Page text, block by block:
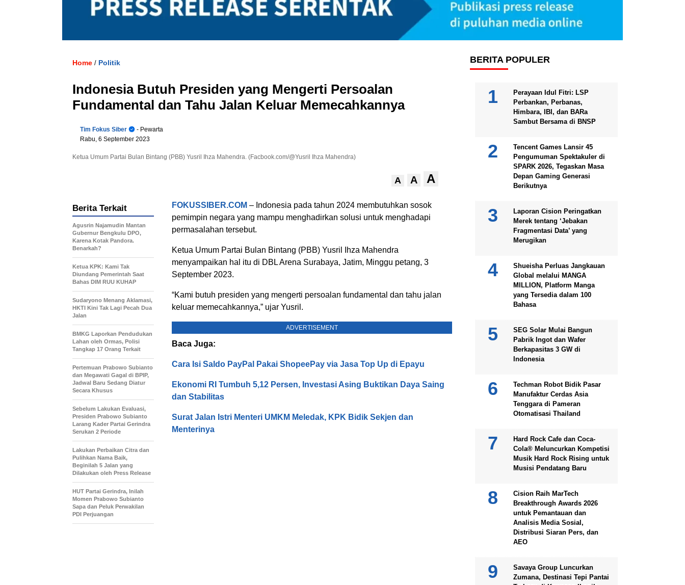
Home / Politik
Indonesia Butuh Presiden yang Mengerti Persoalan
Fundamental dan Tahu Jalan Keluar Memecahkannya
Tim Fokus Siber
- Pewarta
Rabu, 6 September 2023
Ketua Umum Partai Bulan Bintang (PBB) Yusril Ihza Mahendra. (Facbook.com/@Yusril Ihza Mahendra)
A A A
FOKUSSIBER.COM – Indonesia pada tahun 2024 membutuhkan sosok
pemimpin negara yang mampu menghadirkan solusi untuk menghadapi
permasalahan tersebut.
Ketua Umum Partai Bulan Bintang (PBB) Yusril Ihza Mahendra
menyampaikan hal itu di DBL Arena Surabaya, Jatim, Minggu petang, 3
September 2023.
“Kami butuh presiden yang mengerti persoalan fundamental dan tahu jalan
keluar memecahkannya,” ujar Yusril.
ADVERTISEMENT
Baca Juga:
Cara Isi Saldo PayPal Pakai ShopeePay via Jasa Top Up di Epayu
Ekonomi RI Tumbuh 5,12 Persen, Investasi Asing Buktikan Daya Saing
dan Stabilitas
Surat Jalan Istri Menteri UMKM Meledak, KPK Bidik Sekjen dan
Menterinya
Berita Terkait
Agusrin Najamudin Mantan
Gubernur Bengkulu DPO,
Karena Kotak Pandora.
Benarkah?
Ketua KPK: Kami Tak
Diundang Pemerintah Saat
Bahas DIM RUU KUHAP
Sudaryono Menang Aklamasi,
HKTI Kini Tak Lagi Pecah Dua
Jalan
BMKG Laporkan Pendudukan
Lahan oleh Ormas, Polisi
Tangkap 17 Orang Terkait
Pertemuan Prabowo Subianto
dan Megawati Gagal di BPIP,
Jadwal Baru Sedang Diatur
Secara Khusus
Sebelum Lakukan Evaluasi,
Presiden Prabowo Subianto
Larang Kader Partai Gerindra
Serukan 2 Periode
Lakukan Perbaikan Citra dan
Pulihkan Nama Baik,
Beginilah 5 Jalan yang
Dilakukan oleh Press Release
HUT Partai Gerindra, Inilah
Momen Prabowo Subianto
Sapa dan Peluk Perwakilan
PDI Perjuangan
BERITA POPULER
Perayaan Idul Fitri: LSP
Perbankan, Perbanas,
Himbara, IBI, dan BARa
Sambut Bersama di BNSP
Tencent Games Lansir 45
Pengumuman Spektakuler di
SPARK 2026, Tegaskan Masa
Depan Gaming Generasi
Berikutnya
Laporan Cision Peringatkan
Merek tentang ‘Jebakan
Fragmentasi Data’ yang
Merugikan
Shueisha Perluas Jangkauan
Global melalui MANGA
MILLION, Platform Manga
yang Tersedia dalam 100
Bahasa
SEG Solar Mulai Bangun
Pabrik Ingot dan Wafer
Berkapasitas 3 GW di
Indonesia
Techman Robot Bidik Pasar
Manufaktur Cerdas Asia
Tenggara di Pameran
Otomatisasi Thailand
Hard Rock Cafe dan Coca-
Cola® Meluncurkan Kompetisi
Musik Hard Rock Rising untuk
Musisi Pendatang Baru
Cision Raih MarTech
Breakthrough Awards 2026
untuk Pemantauan dan
Analisis Media Sosial,
Distribusi Siaran Pers, dan
AEO
Savaya Group Luncurkan
Zumana, Destinasi Tepi Pantai